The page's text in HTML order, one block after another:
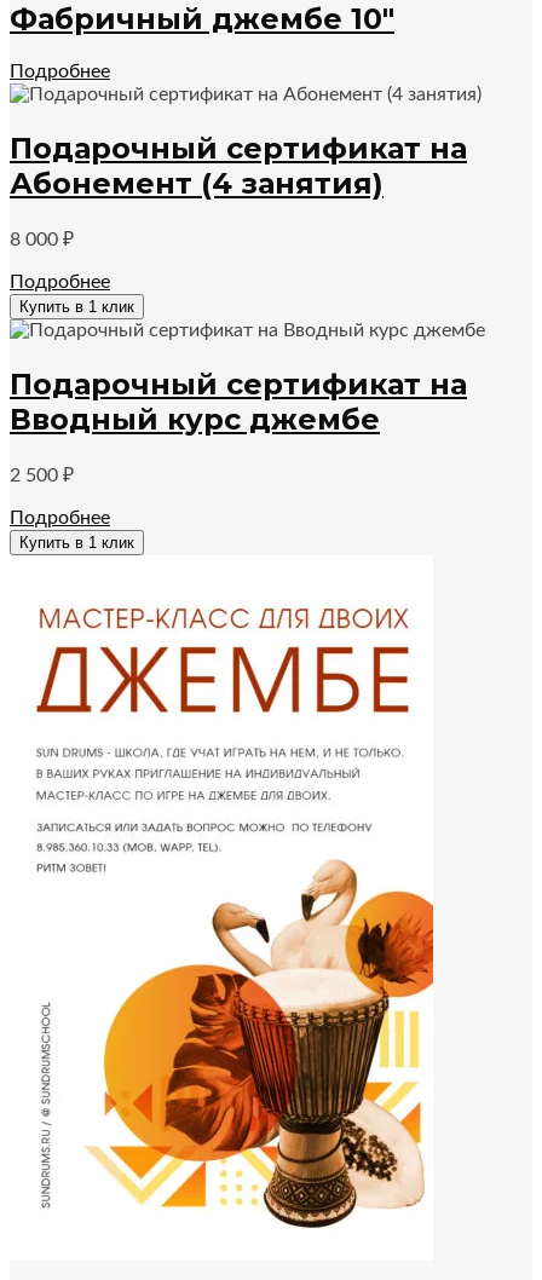
Фабричный джембе 10″
Подробнее
Подарочный сертификат на
Абонемент (4 занятия)
8 000 ₽
Подробнее
Купить в 1 клик
Подарочный сертификат на
Вводный курс джембе
2 500 ₽
Подробнее
Купить в 1 клик